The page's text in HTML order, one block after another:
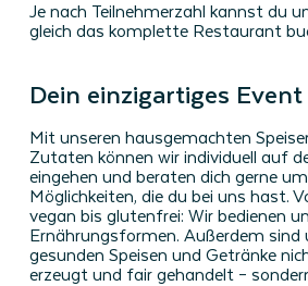
Je nach Teilnehmerzahl kannst du
gleich das komplette Restaurant
Dein einzigartiges Event
Mit unseren hausgemachten
Zutaten können wir individuell auf
eingehen und beraten dich gerne
Möglichkeiten, die du bei uns hast.
vegan bis glutenfrei: Wir bedienen
Ernährungsformen. Außerdem sind
gesunden Speisen und Getränke
erzeugt und fair gehandelt –